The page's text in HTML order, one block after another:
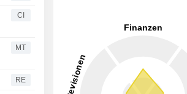
CI
MT
RE